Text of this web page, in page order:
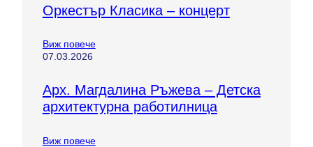
Оркестър Класика – концерт
Виж повече
07.03.2026
Арх. Магдалина Ръжева – Детска
архитектурна работилница
Виж повече